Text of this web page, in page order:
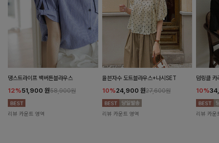
댕스트라이프 백버튼블라우스
12%51,900 원58,900원
리뷰 카운트 영역
율븐자수 도트블라우스+나시SET
10%24,900 원27,600원
리뷰 카운트 영역
덤링클 카
10%
리뷰 카운